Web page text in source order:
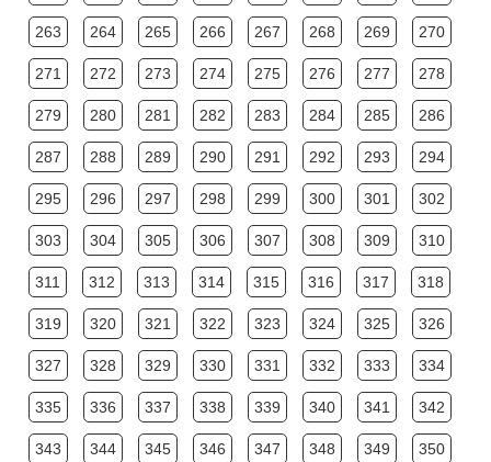
263 264 265 266 267 268 269 270
271 272 273 274 275 276 277 278
279 280 281 282 283 284 285 286
287 288 289 290 291 292 293 294
295 296 297 298 299 300 301 302
303 304 305 306 307 308 309 310
311 312 313 314 315 316 317 318
319 320 321 322 323 324 325 326
327 328 329 330 331 332 333 334
335 336 337 338 339 340 341 342
343 344 345 346 347 348 349 350